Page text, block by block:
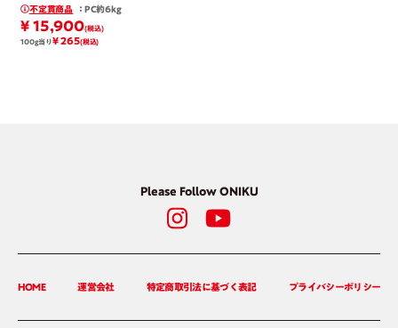
不定貫商品 ：PC約6kg
¥ 15,900(税込)
100g当り¥ 265(税込)
Please Follow ONIKU
HOME 運営会社 特定商取引法に基づく表記 プライバシーポリシー